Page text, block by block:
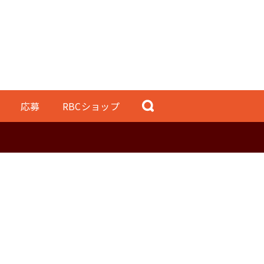
応募 RBCショップ